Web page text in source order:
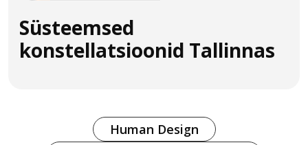
Süsteemsed
konstellatsioonid Tallinnas
Human Design